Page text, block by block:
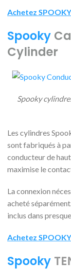
Achetez
Spooky
Cylinder
Spooky
Les cylindres
sont fabriqués à
conducteur de
maximise le
La connexion
acheté
inclus dans
Achetez
Spooky